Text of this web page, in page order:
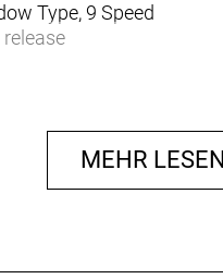
Type, 9 Speed
MEHR LESEN